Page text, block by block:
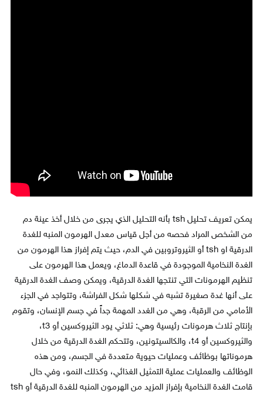
يمكن تعريف تحليل tsh بأنه التحليل الذي يجرى من خلال أخذ عينة دم
من الشخص المراد فحصه من أجل قياس معدل الهرمون المنبه للغدة
الدرقية او tsh أو الثيروتروبين في الدم، حيث يتم إفراز هذا الهرمون من
الغدة النخامية الموجودة في قاعدة الدماغ، ويعمل هذا الهرمون على
تنظيم الهرمونات التي تنتجها الغدة الدرقية، ويمكن وصف الغدة الدرقية
على أنها غدة صغيرة تشبه في شكلها شكل الفراشة، وتتواجد في الجزء
الأمامي من الرقبة، وهي من الغدد المهمة جداً في جسم الإنسان، وتقوم
بإنتاج ثلاث هرمونات رئيسية وهي: ثلاثي يود الثيروكسين أو t3،
والثيروكسين أو t4، والكالسيتونين، وتتحكم الغدة الدرقية من خلال
هرموناتها بوظائف وعمليات حيوية متعددة في الجسم، ومن هذه
الوظائف والعمليات عملية التمثيل الغذائي، وكذلك النمو، وفي حال
قامت الغدة النخامية بإفراز المزيد من الهرمون المنبه للغدة الدرقية أو tsh